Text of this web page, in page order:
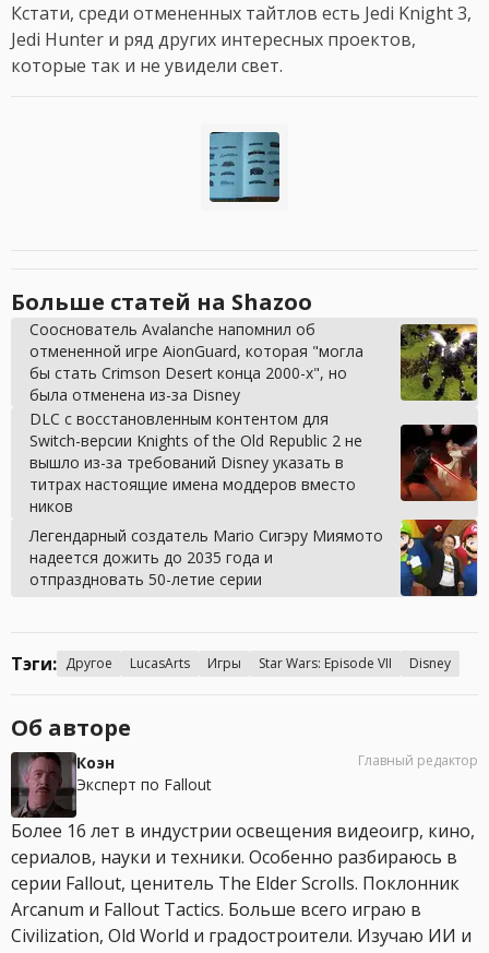
Кстати, среди отмененных тайтлов есть Jedi Knight 3,
Jedi Hunter и ряд других интересных проектов,
которые так и не увидели свет.
Больше статей на Shazoo
Сооснователь Avalanche напомнил об
отмененной игре AionGuard, которая "могла
бы стать Crimson Desert конца 2000-х", но
была отменена из-за Disney
DLC с восстановленным контентом для
Switch-версии Knights of the Old Republic 2 не
вышло из-за требований Disney указать в
титрах настоящие имена моддеров вместо
ников
Легендарный создатель Mario Сигэру Миямото
надеется дожить до 2035 года и
отпраздновать 50-летие серии
Тэги: Другое LucasArts Игры Star Wars: Episode VII Disney
Об авторе
Коэн
Эксперт по Fallout
Главный редактор
Более 16 лет в индустрии освещения видеоигр, кино,
сериалов, науки и техники. Особенно разбираюсь в
серии Fallout, ценитель The Elder Scrolls. Поклонник
Arcanum и Fallout Tactics. Больше всего играю в
Civilization, Old World и градостроители. Изучаю ИИ и